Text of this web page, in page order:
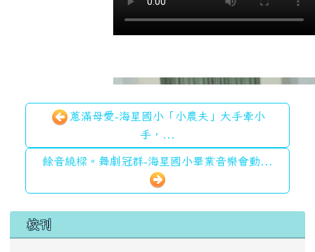
蔥滿母愛-海星國小「小農夫」大手牽小
手，...
餘音繞樑。舞劇冠群-海星國小畢業音樂會動...
左邊區域內容
校刊